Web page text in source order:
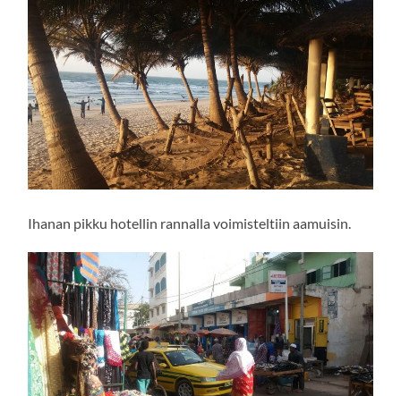
Ihanan pikku hotellin rannalla voimisteltiin aamuisin.